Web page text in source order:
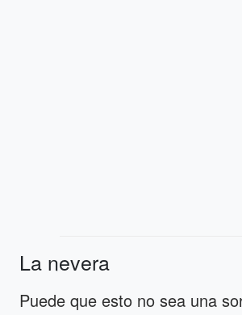
La nevera
Puede que esto no sea una